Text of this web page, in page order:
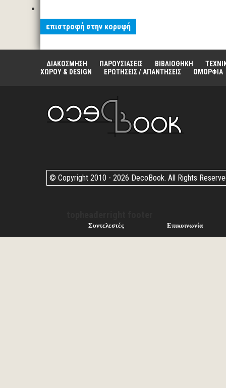
επιστροφή στην κορυφή
ΔΙΑΚΟΣΜΗΣΗ ΠΑΡΟΥΣΙΑΣΕΙΣ ΒΙΒΛΙΟΘΗΚΗ
ΧΩΡΟΥ & DESIGN
ΕΡΩΤΗΣΕΙΣ / ΑΠΑΝΤΗΣΕΙΣ ΟΜΟΡΦΙΑ
© Copyright 2010 - 2026 DecoBook. All Rights
Συντελεστές Επικοινωνία